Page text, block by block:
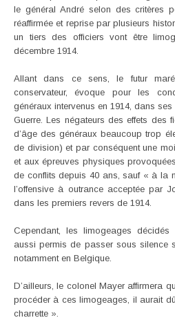
le général André selon des critères
réaffirmée et reprise par plusieurs
un tiers des officiers vont être
décembre 1914.
Allant dans ce sens, le futur
conservateur, évoque pour les
généraux intervenus en 1914, dans
Guerre. Les négateurs des effets des
d’âge des généraux beaucoup trop
de division) et par conséquent une
et aux épreuves physiques
de conflits depuis 40 ans, sauf « à la
l’offensive à outrance acceptée par
dans les premiers revers de 1914.
Cependant, les limogeages
aussi permis de passer sous silence
notamment en Belgique.
D’ailleurs, le colonel Mayer affirmera
procéder à ces limogeages, il aurait
charrette ».